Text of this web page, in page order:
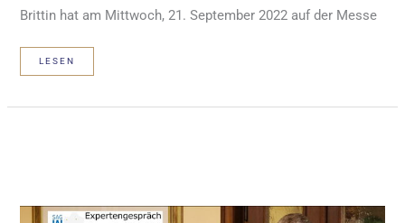
Brittin hat am Mittwoch, 21. September 2022 auf der Messe
GOOGLE
2022
LESEN